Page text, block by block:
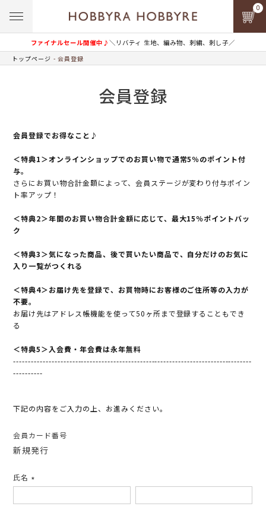
ファイナルセール開催中♪＼リバティ 生地、編み物、刺繍、刺し子／
0
トップページ 会員登録
会員登録
会員登録でお得なこと♪
＜特典1＞オンラインショップでのお買い物で通常5％のポイント付
与。
さらにお買い物合計金額によって、会員ステージが変わり付与ポイン
ト率アップ！
＜特典2＞年間のお買い物合計金額に応じて、最大15％ポイントバッ
ク
＜特典3＞気になった商品、後で買いたい商品で、自分だけのお気に
入り一覧がつくれる
＜特典4＞お届け先を登録で、お買物時にお客様のご住所等の入力が
不要。
お届け先はアドレス帳機能を使って50ヶ所まで登録することもでき
る
＜特典5＞入会費・年会費は永年無料
---------------------------------------------------------------------------------
----------
下記の内容をご入力の上、お進みください。
会員カード番号
新規発行
氏名
須)